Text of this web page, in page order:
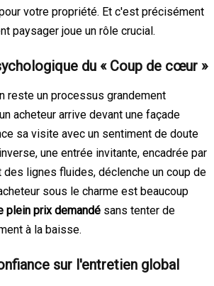
votre propriété. Et c'est précisément
paysager joue un rôle crucial.
du « Coup de cœur »
reste un processus grandement
acheteur arrive devant une façade
sa visite avec un sentiment de doute
une entrée invitante, encadrée par
lignes fluides, déclenche un coup de
sous le charme est beaucoup
plein prix demandé sans tenter de
à la baisse.
sur l'entretien global